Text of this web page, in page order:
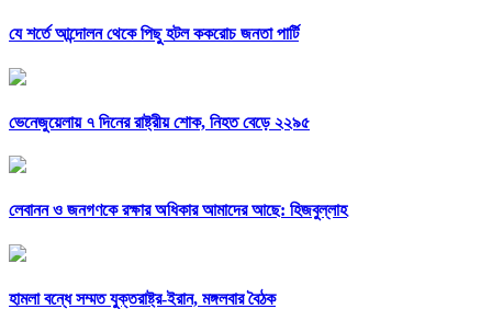
যে শর্তে আন্দোলন থেকে পিছু হটল ককরোচ জনতা পার্টি
ভেনেজুয়েলায় ৭ দিনের রাষ্ট্রীয় শোক, নিহত বেড়ে ২২৯৫
লেবানন ও জনগণকে রক্ষার অধিকার আমাদের আছে: হিজবুল্লাহ
হামলা বন্ধে সম্মত যুক্তরাষ্ট্র-ইরান, মঙ্গলবার বৈঠক